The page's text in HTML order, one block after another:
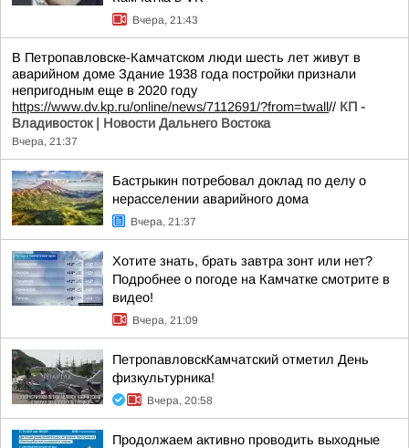
Вчера, 21:43
В Петропавловске-Камчатском люди шесть лет живут в
аварийном доме Здание 1938 года постройки признали
непригодным еще в 2020 году
https://www.dv.kp.ru/online/news/7112691/?from=twall// КП -
Владивосток | Новости Дальнего Востока
Вчера, 21:37
Бастрыкин потребовал доклад по делу о
нерасселении аварийного дома
Вчера, 21:37
Хотите знать, брать завтра зонт или нет?
Подробнее о погоде на Камчатке смотрите в
видео!
Вчера, 21:09
ПетропавловскКамчатский отметил День
физкультурника!
Вчера, 20:58
Продолжаем активно проводить выходные